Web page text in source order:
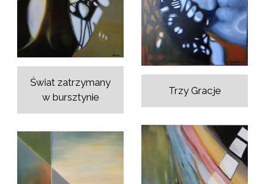
Trzy Gracje
Świat zatrzymany
w bursztynie